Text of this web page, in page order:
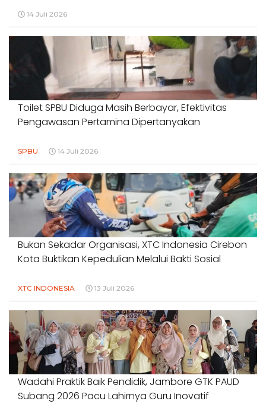
14 Juli 2026
Toilet SPBU Diduga Masih Berbayar, Efektivitas
Pengawasan Pertamina Dipertanyakan
SPBU 14 Juli 2026
Bukan Sekadar Organisasi, XTC Indonesia Cirebon
Kota Buktikan Kepedulian Melalui Bakti Sosial
XTC INDONESIA 13 Juli 2026
Wadahi Praktik Baik Pendidik, Jambore GTK PAUD
Subang 2026 Pacu Lahirnya Guru Inovatif